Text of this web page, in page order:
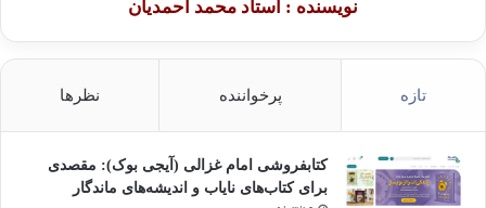
نویسنده : استاد محمد احمدیان
تازه پرخواننده نظرها
کتابفروشی امام غزالی (آیجی بوک): مقصدی
برای کتاب‌های نایاب و اندیشه‌های ماندگار